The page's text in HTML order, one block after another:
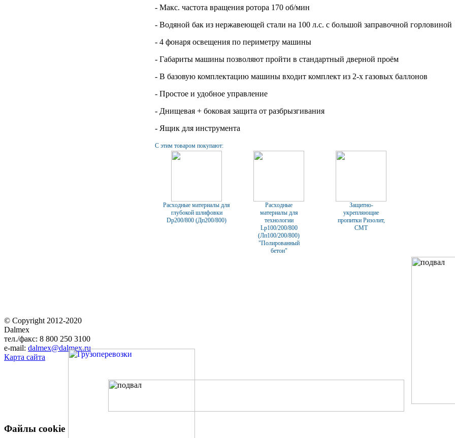
- Макс. частота вращения ротора 170 об/мин
- Водяной бак из нержавеющей стали на 100 л.с. с большой заправочной горловиной
- 4 фонаря освещения по периметру машины
- Габариты машины позволяют пройти в стандартный дверной проём
- В базовую комплектацию машины входит комплект из 2-х газовых баллонов
- Простое и удобное управление
- Днищевая + боковая защита от разбрызгивания
- Ящик для инструмента
С этим товаром покупают:
Расходные материалы для
глубокой шлифовки
Dp200/800 (Дп200/800)
Расходные
материалы для
технологии
Lp100/200/800
(Лп100/200/800)
"Полированный
бетон"
Защитно-
укрепляющие
пропитки Ризолит,
СМТ
© Copyright 2012-2020
Dalmex
тел./факс: 8 800 250 3100
e-mail: dalmex@dalmex.ru
Карта сайта
Файлы cookie